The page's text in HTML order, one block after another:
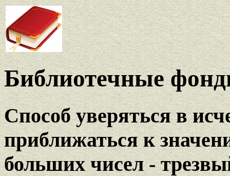
Библиотечные
Способ уверяться в
приближаться к
больших чисел -